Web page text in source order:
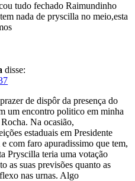
tudo fechado Raimundinho
nada de pryscilla no meio,esta
disse:
de dispôr da presença do
um encontro politico em minha
Na ocasião,
estaduais em Presidente
com faro apuradissimo que tem,
Pryscilla teria uma votação
as suas previsões quanto as
nas urnas. Algo